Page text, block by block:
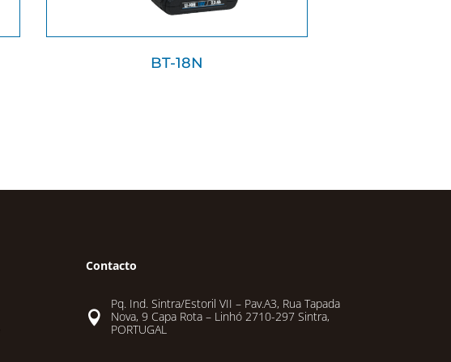
BT-18N
Contacto

Pq. Ind. Sintra/Estoril VII – Pav.A3, Rua Tapada
Nova, 9 Capa Rota – Linhó 2710-297 Sintra,
PORTUGAL